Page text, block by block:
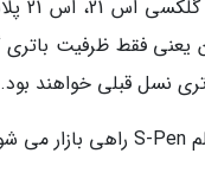
نسل قبلی خواهند بود.